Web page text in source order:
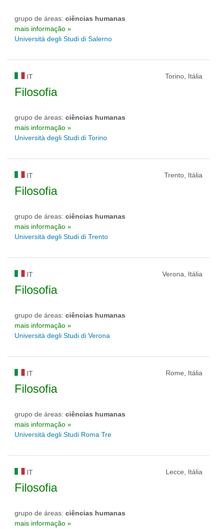
grupo de áreas: ciências humanas
mais informação »
Università degli Studi di Salerno
IT Torino, Itália
Filosofia
grupo de áreas: ciências humanas
mais informação »
Università degli Studi di Torino
IT Trento, Itália
Filosofia
grupo de áreas: ciências humanas
mais informação »
Università degli Studi di Trento
IT Verona, Itália
Filosofia
grupo de áreas: ciências humanas
mais informação »
Università degli Studi di Verona
IT Rome, Itália
Filosofia
grupo de áreas: ciências humanas
mais informação »
Università degli Studi Roma Tre
IT Lecce, Itália
Filosofia
grupo de áreas: ciências humanas
mais informação »